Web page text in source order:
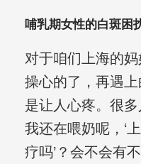
哺乳期女性的白斑困
对于咱们上海的
操心的了，再遇
是让人心疼。很多
我还在喂奶呢，‘
疗吗’？会不会有